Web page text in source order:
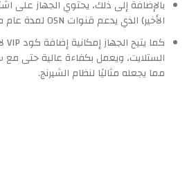
الأخير) الذي يدعم قنوات OSN لمدة عام مجانًا.
الستلايت، ويعمل بكفاءة عالية حتى مع
مما يجعله مثاليًا لنظام الشيرنج.